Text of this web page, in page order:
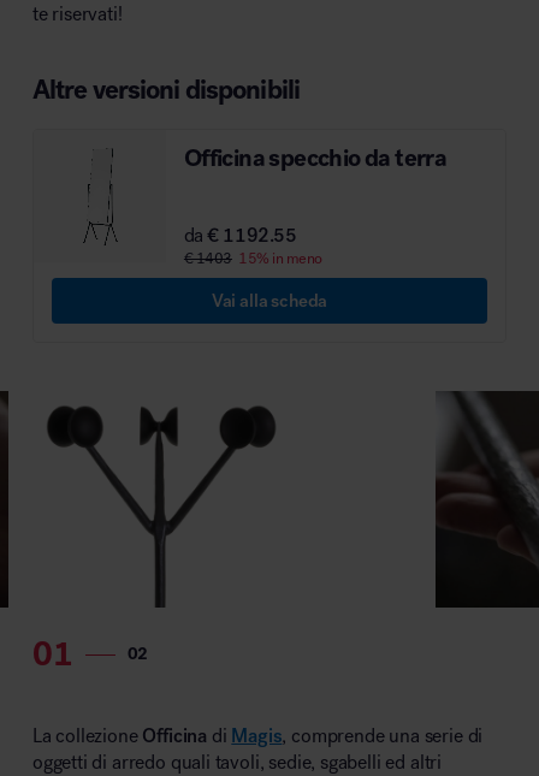
te riservati!
Altre versioni disponibili
Officina specchio da terra
da€ 1192.55
€ 1403 15% in meno
Vai alla scheda
La collezione Officina di Magis, comprende una serie di
oggetti di arredo quali tavoli, sedie, sgabelli ed altri